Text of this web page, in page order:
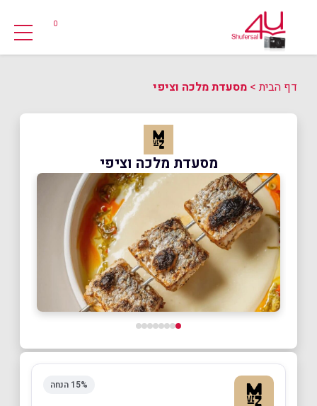
0
דף הבית> מסעדת מלכה וציפי
מסעדת מלכה וציפי
15% הנחה